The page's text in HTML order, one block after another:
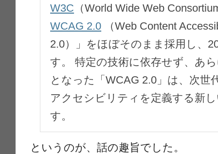
W3C （World Wide Web
WCAG 2.0 （Web Content
2.0）」をほぼそのまま採用し、
す。 特定の技術に依存せず、あ
となった「WCAG 2.0」は、次世
アクセシビリティを定義する新
す。
というのが、話の趣旨でした。